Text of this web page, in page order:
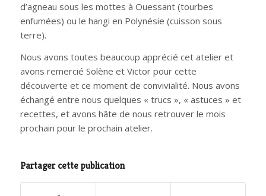
d’agneau sous les mottes à Ouessant (tourbes
enfumées) ou le hangi en Polynésie (cuisson sous
terre).
Nous avons toutes beaucoup apprécié cet atelier et
avons remercié Solène et Victor pour cette
découverte et ce moment de convivialité. Nous avons
échangé entre nous quelques « trucs », « astuces » et
recettes, et avons hâte de nous retrouver le mois
prochain pour le prochain atelier.
Partager cette publication